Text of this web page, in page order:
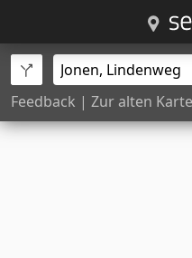
Feedback | Zur alten